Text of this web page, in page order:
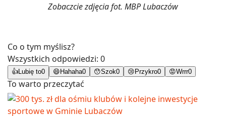
Zobaczcie zdjęcia fot. MBP Lubaczów
Co o tym myślisz?
Wszystkich odpowiedzi: 0
👍 Lubię to0 😄 Hahaha0 😯Szok0 😢 Przykro0 😡Wrrr0
To warto przeczytać